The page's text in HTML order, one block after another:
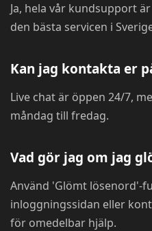
Ja, hela vår kundsupport
den bästa servicen i
Kan jag kontakta er
Live chat är öppen 24/7,
måndag till fredag.
Vad gör jag om jag
Använd 'Glömt lösenord'-
inloggningssidan eller
för omedelbar hjälp.